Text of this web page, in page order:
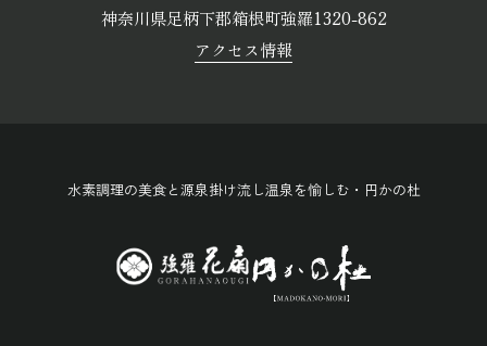
神奈川県足柄下郡箱根町強羅1320-862
アクセス情報
水素調理の美食と源泉掛け流し温泉を愉しむ・円かの杜